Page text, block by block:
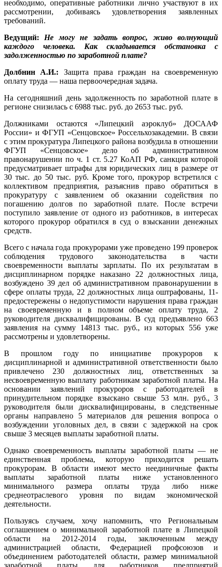
необходимо, оперативные работники лично участвуют в их
рассмотрении, добиваясь удовлетворения заявленных
требований.
Ведущий: Не могу не задать вопрос, живо волнующий
каждого человека. Как складывается обстановка с
задолженностью по заработной плате?
Долбнин А.И.: Защита права граждан на своевременную
оплату труда — наша первоочередная задача.
На сегодняшний день задолженность по заработной плате в
регионе снизилась с 6988 тыс. руб. до 2653 тыс. руб.
Должниками остаются «Липецкий аэроклуб» ДОСААФ
России» и ФГУП «Сенцовское» Россельхозакадемии. В связи
с этим прокуратура Липецкого района возбудила в отношении
ФГУП «Сенцовское» дело об административном
правонарушении по ч. 1 ст. 5.27 КоАП РФ, санкция которой
предусматривает штрафы для юридических лиц в размере от
30 тыс. до 50 тыс. руб. Кроме того, прокурор встретился с
коллективом предприятия, разъяснив право обратиться в
прокуратуру с заявлением об оказании содействия по
погашению долгов по заработной плате. После встречи
поступило заявление от одного из работников, в интересах
которого прокурор обратился в суд о взыскании денежных
средств.
Всего с начала года прокурорами уже проведено 199 проверок
соблюдения трудового законодательства в части
своевременности выплаты зарплаты. По их результатам в
дисциплинарном порядке наказано 22 должностных лица,
возбуждено 39 дел об административном правонарушении в
сфере оплаты труда, 22 должностных лица оштрафованы, 11-
предостережены о недопустимости нарушения права граждан
на своевременную и в полном объеме оплату труда, 2
руководителя дисквалифицированы. В суд предъявлено 663
заявления на сумму 14813 тыс. руб., из которых 556 уже
рассмотрены и удовлетворены.
В прошлом году по инициативе прокуроров к
дисциплинарной и административной ответственности было
привлечено 230 должностных лиц, ответственных за
несвоевременную выплату работникам заработной платы. На
основании заявлений прокуроров с работодателей в
принудительном порядке взыскано свыше 53 млн. руб., 3
руководителя были дисквалифицированы, в следственные
органы направлено 5 материалов для решения вопроса о
возбуждении уголовных дел, в связи с задержкой на срок
свыше 3 месяцев выплаты заработной платы.
Однако своевременность выплаты заработной платы — не
единственная проблема, которую приходится решать
прокурорам. В области имеют место неединичные факты
выплаты заработной платы ниже установленного
минимального размера оплаты труда либо ниже
среднеотраслевого уровня по видам экономической
деятельности.
Пользуясь случаем, хочу напомнить, что Региональным
соглашением о минимальной заработной плате в Липецкой
области на 2012-2014 годы, заключенным между
администрацией области, Федерацией профсоюзов и
объединением работодателей области, размер минимальной
заработной платы для работников предприятий